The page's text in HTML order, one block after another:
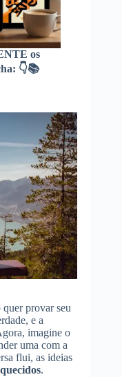
os
👇📚
provar seu
e a
imagine o
uma com a
flui, as ideias
.